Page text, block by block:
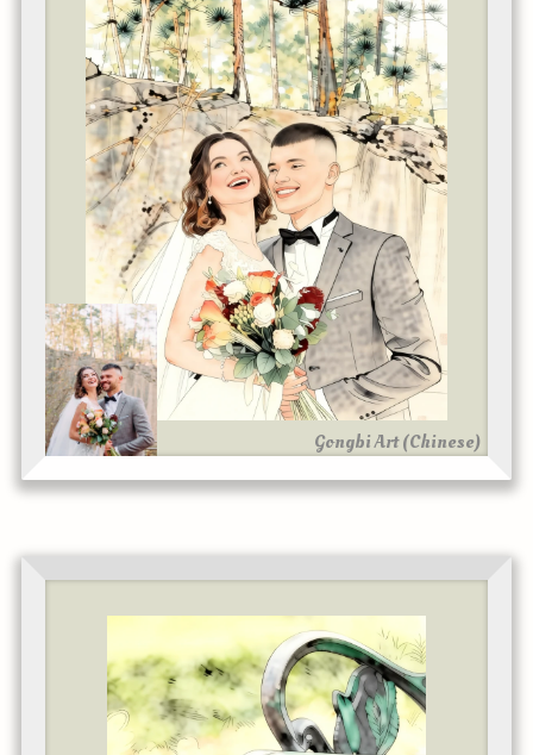
Gongbi Art (Chinese)